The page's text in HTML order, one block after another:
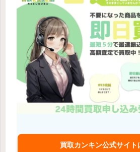
買取カンキン公式サイト